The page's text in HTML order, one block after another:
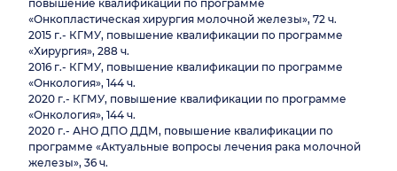
повышение квалификации по программе
«Онкопластическая хирургия молочной железы», 72 ч.
2015 г.- КГМУ, повышение квалификации по программе
«Хирургия», 288 ч.
2016 г.- КГМУ, повышение квалификации по программе
«Онкология», 144 ч.
2020 г.- КГМУ, повышение квалификации по программе
«Онкология», 144 ч.
2020 г.- АНО ДПО ДДМ, повышение квалификации по
программе «Актуальные вопросы лечения рака молочной
железы», 36 ч.